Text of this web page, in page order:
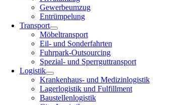
Gewerbeumzug
Entrümpelung
Transport
Möbeltransport
Eil- und Sonderfahrten
Fuhrpark-Outsourcing
Spezial- und Sperrguttransport
Logistik
Krankenhaus- und Medizinlogistik
Lagerlogistik und Fulfillment
Baustellenlogistik